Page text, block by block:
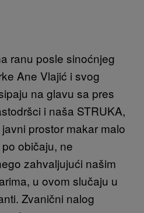
ranu posle sinoćnjeg
Ane Vlajić i svog
na glavu sa pres
i naša STRUKA,
prostor makar malo
običaju, ne
zahvaljujući našim
u ovom slučaju u
Zvanični nalog